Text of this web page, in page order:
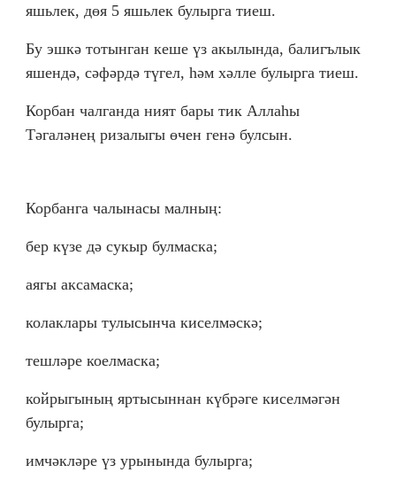
яшьлек, дөя 5 яшьлек булырга тиеш.
Бу эшкә тотынган кеше үз акылында, балигълык
яшендә, сәфәрдә түгел, һәм хәлле булырга тиеш.
Корбан чалганда ният бары тик Аллаһы
Тәгаләнең ризалыгы өчен генә булсын.
Корбанга чалынасы малның:
бер күзе дә сукыр булмаска;
аягы аксамаска;
колаклары тулысынча киселмәскә;
тешләре коелмаска;
койрыгының яртысыннан күбрәге киселмәгән
булырга;
имчәкләре үз урынында булырга;